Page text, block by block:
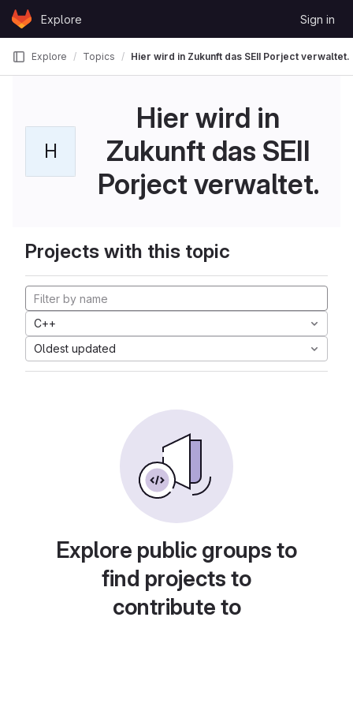
Skip to content
GitLabExplore Sign in
Explore Topics Hier wird in Zukunft das SEII Porject verwaltet.
H
Hier wird in
Zukunft das SEII
Porject verwaltet.
Projects with this topic
C++
Oldest updated
Explore public groups to
find projects to
contribute to